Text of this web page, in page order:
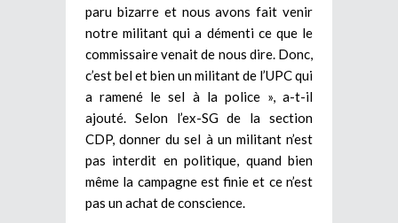
paru bizarre et nous avons fait venir
notre militant qui a démenti ce que le
commissaire venait de nous dire. Donc,
c’est bel et bien un militant de l’UPC qui
a ramené le sel à la police », a-t-il
ajouté. Selon l’ex-SG de la section
CDP, donner du sel à un militant n’est
pas interdit en politique, quand bien
même la campagne est finie et ce n’est
pas un achat de conscience.